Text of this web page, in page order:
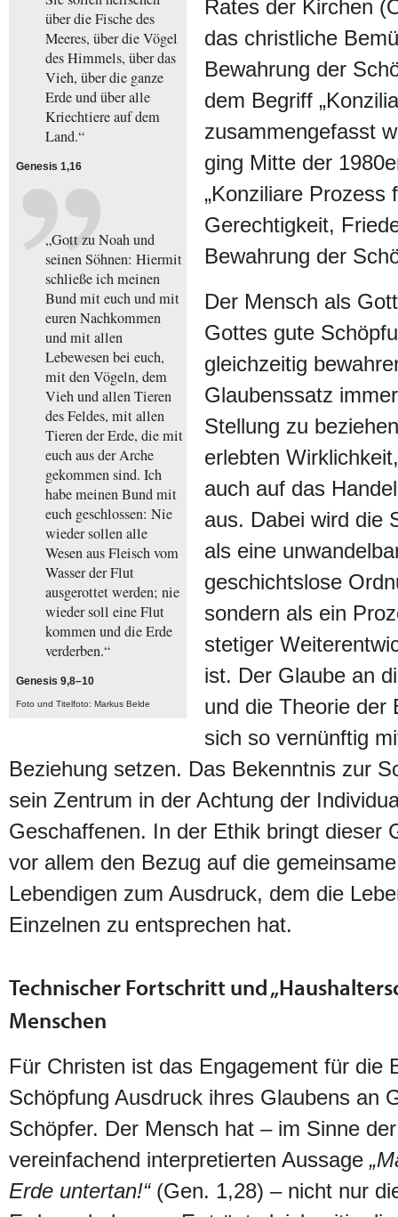
über die Fische des
Meeres, über die Vögel
des Himmels, über das
Vieh, über die ganze
Erde und über alle
Kriechtiere auf dem
Land.“
Genesis 1,16
„Gott zu Noah und
seinen Söhnen: Hiermit
schließe ich meinen
Bund mit euch und mit
euren Nachkommen
und mit allen
Lebewesen bei euch,
mit den Vögeln, dem
Vieh und allen Tieren
des Feldes, mit allen
Tieren der Erde, die mit
euch aus der Arche
gekommen sind. Ich
habe meinen Bund mit
euch geschlossen: Nie
wieder sollen alle
Wesen aus Fleisch vom
Wasser der Flut
ausgerottet werden; nie
wieder soll eine Flut
kommen und die Erde
verderben.“
Genesis 9,8–10
Foto und Titelfoto: Markus Belde
Rates der Kirchen
das christliche
Bewahrung der
dem Begriff
zusammengefasst
ging Mitte der
„Konziliare Prozess
Gerechtigkeit,
Bewahrung der
Der Mensch als
Gottes gute
gleichzeitig
Glaubenssatz
Stellung zu
erlebten
auch auf das
aus. Dabei wird die
als eine
geschichtslose
sondern als ein
stetiger
ist. Der Glaube an
und die Theorie der
sich so vernünftig
Beziehung setzen. Das Bekenntnis zur
sein Zentrum in der Achtung der
Geschaffenen. In der Ethik bringt dieser
vor allem den Bezug auf die
Lebendigen zum Ausdruck, dem die
Einzelnen zu entsprechen hat.
Technischer Fortschritt und
Menschen
Für Christen ist das Engagement für die
Schöpfung Ausdruck ihres Glaubens an
Schöpfer. Der Mensch hat – im Sinne
vereinfachend interpretierten Aussage
Erde untertan!“(Gen. 1,28) – nicht nur